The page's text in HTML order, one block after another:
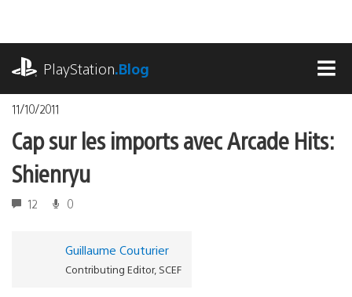
contenu
PlayStation.Blog
11/10/2011
Cap sur les imports avec Arcade Hits:
Shienryu
12 0
Guillaume Couturier
Contributing Editor, SCEF